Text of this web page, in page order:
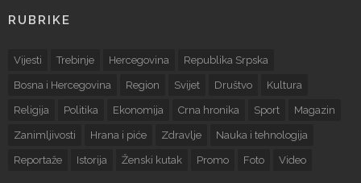
RUBRIKE
Vijesti Trebinje Hercegovina Republika Srpska
Bosna i Hercegovina Region Svijet Društvo Kultura
Religija Politika Ekonomija Crna hronika Sport Magazin
Zanimljivosti Hrana i piće Zdravlje Nauka i tehnologija
Reportaže Istorija Ženski kutak Promo Foto Video